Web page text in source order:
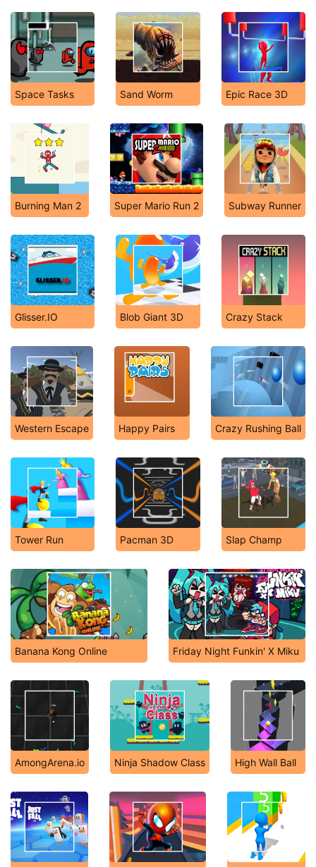
Space Tasks Sand Worm Epic Race 3D
Burning Man 2 Super Mario Run 2 Subway Runner
Glisser.IO Blob Giant 3D Crazy Stack
Western Escape Happy Pairs Crazy Rushing Ball
Tower Run Pacman 3D Slap Champ
Banana Kong Online Friday Night Funkin' X Miku
AmongArena.io Ninja Shadow Class High Wall Ball